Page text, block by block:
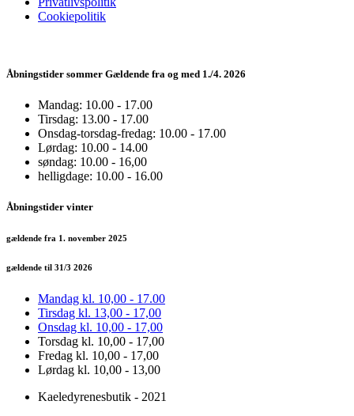
Cookiepolitik
Åbningstider sommer Gældende fra og med 1./4. 2026
Mandag: 10.00 - 17.00
Tirsdag: 13.00 - 17.00
Onsdag-torsdag-fredag: 10.00 - 17.00
Lørdag: 10.00 - 14.00
søndag: 10.00 - 16,00
helligdage: 10.00 - 16.00
Åbningstider vinter
gældende fra 1. november 2025
gældende til 31/3 2026
Mandag kl. 10,00 - 17.00
Tirsdag kl. 13,00 - 17,00
Onsdag kl. 10,00 - 17,00
Torsdag kl. 10,00 - 17,00
Fredag kl. 10,00 - 17,00
Lørdag kl. 10,00 - 13,00
Kaeledyrenesbutik - 2021